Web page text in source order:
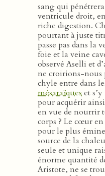
sang qui
ventricule droit,
riche digestion.
pourtant à juste
passe pas dans la
foie et la veine
observé Aselli et
ne croirions-nous
chyle entre dans
mésaraïqueset
pour acquérir
en vue de nourrir
corps ? Le cœur
pour le plus
source de la
seule et unique
énorme quantité
Aristote, ne se